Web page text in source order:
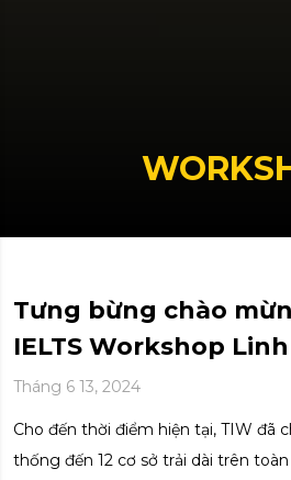
Tưng bừng chào
IELTS Workshop
Tháng 6 13, 2024
Cho đến thời điểm hiện tại, TIW đã
thống đến 12 cơ sở trải dài trên